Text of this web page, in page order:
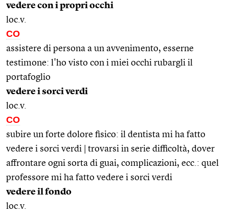
vedere con i propri occhi
loc.v.
CO
assistere di persona a un avvenimento, esserne
testimone: l'ho visto con i miei occhi rubargli il
portafoglio
vedere i sorci verdi
loc.v.
CO
subire un forte dolore fisico: il dentista mi ha fatto
vedere i sorci verdi | trovarsi in serie difficoltà, dover
affrontare ogni sorta di guai, complicazioni, ecc.: quel
professore mi ha fatto vedere i sorci verdi
vedere il fondo
loc.v.